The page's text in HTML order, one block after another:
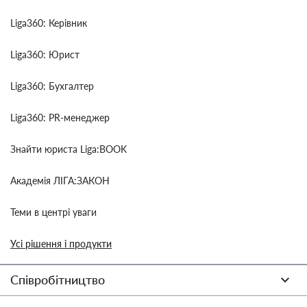
Liga360: Керівник
Liga360: Юрист
Liga360: Бухгалтер
Liga360: PR-менеджер
Знайти юриста Liga:BOOK
Академія ЛІГА:ЗАКОН
Теми в центрі уваги
Усі рішення і продукти
Співробітництво